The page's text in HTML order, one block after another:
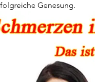
Genesung.